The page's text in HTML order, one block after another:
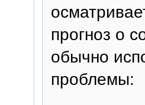
прогноз о
обычно
проблемы: